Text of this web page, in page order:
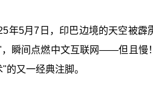
年5月7日，印巴边境的天空被
瞬间点燃中文互联网——但且慢
的又一经典注脚。